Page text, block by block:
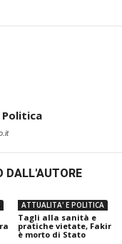
DALL'AUTORE
ATTUALITA' E POLITICA
Tagli alla sanità e
pratiche vietate, Fakir
è morto di Stato